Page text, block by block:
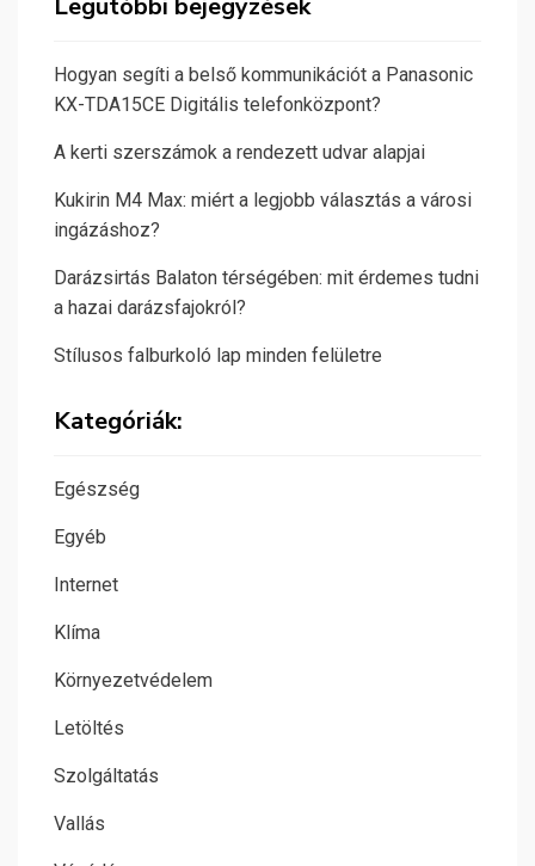
Legutóbbi bejegyzések
Hogyan segíti a belső kommunikációt a Panasonic
KX-TDA15CE Digitális telefonközpont?
A kerti szerszámok a rendezett udvar alapjai
Kukirin M4 Max: miért a legjobb választás a városi
ingázáshoz?
Darázsirtás Balaton térségében: mit érdemes tudni
a hazai darázsfajokról?
Stílusos falburkoló lap minden felületre
Kategóriák:
Egészség
Egyéb
Internet
Klíma
Környezetvédelem
Letöltés
Szolgáltatás
Vallás